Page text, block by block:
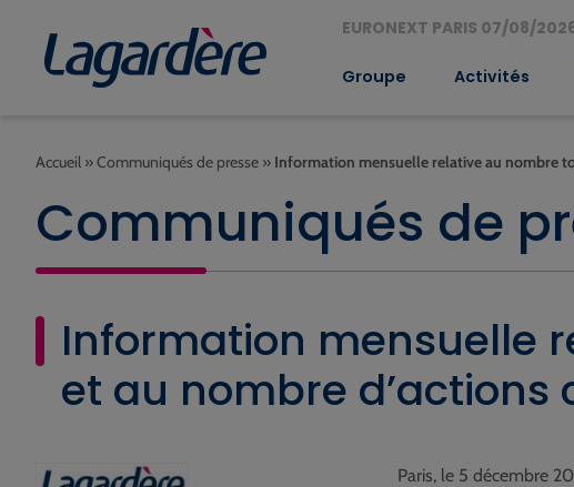
EURONEXT PARIS 07/08/
Groupe Activités
Accueil »Communiqués de presse » Information mensuelle relative au nombre
Communiqués de
Information mensuelle
et au nombre
Paris, le 5 décembre